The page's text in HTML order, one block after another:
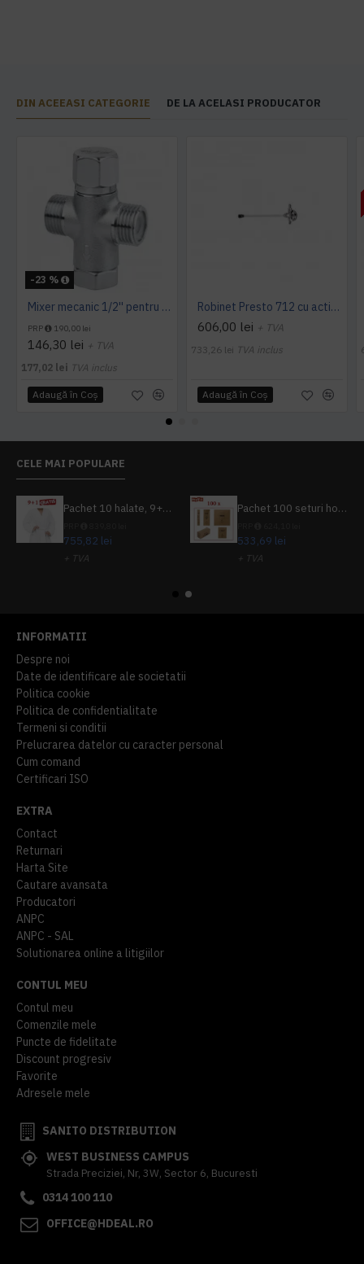
DIN ACEEASI CATEGORIE DE LA ACELASI PRODUCATOR
-23 %
Mixer mecanic 1/2'' pentru amestec apa calda - rece, Idral
PRP 190,00 lei
146,30 lei + TVA
177,02 lei TVA inclus
Adaugă în Coş
Robinet Presto 712 cu actionare la genunchi montabil pe perete, Presto
606,00 lei + TVA
733,26 lei TVA inclus
Adaugă în Coş
CELE MAI POPULARE
Pachet 10 halate, 9+1 gratuit
755,82 lei
+ TVA
Pachet 100 seturi hoteliere, set dentar, set barbierit, casca de dus, pila unghii, set cusut
533,69 lei
+ TVA
INFORMATII
Despre noi
Date de identificare ale societatii
Politica cookie
Politica de confidentialitate
Termeni si conditii
Prelucrarea datelor cu caracter personal
Cum comand
Certificari ISO
EXTRA
Contact
Returnari
Harta Site
Cautare avansata
Producatori
ANPC
ANPC - SAL
Solutionarea online a litigiilor
CONTUL MEU
Contul meu
Comenzile mele
Puncte de fidelitate
Discount progresiv
Favorite
Adresele mele
SANITO DISTRIBUTION
WEST BUSINESS CAMPUS
Strada Preciziei, Nr, 3W, Sector 6, Bucuresti
0314 100 110
OFFICE@HDEAL.RO